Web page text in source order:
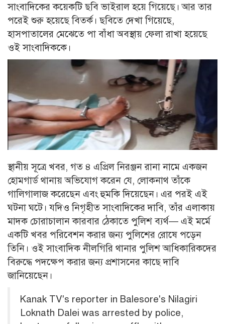
সাংবাদিকের কয়েকটি ছবি ভাইরাল হয়ে গিয়েছে। আর তার
পরেই শুরু হয়েছে বিতর্ক। ছবিতে দেখা গিয়েছে,
হাসপাতালের মেঝেতে পা বাঁধা অবস্থায় ফেলা রাখা হয়েছে
ওই সাংবাদিককে।
স্থানীয় সূত্রে খবর, গত ৪ এপ্রিল নিরঞ্জন রানা নামে একজন
হোমগার্ড থানায় অভিযোগ করেন যে, লোকনাথ তাঁকে
গালিগালাজ করেছেন এবং হুমকি দিয়েছেন। এর পরই এই
ঘটনা ঘটে। যদিও নিগৃহীত সাংবাদিকের দাবি, তাঁর এলাকায়
মাদক চোরাচালান কারবার ঠেকাতে পুলিশ ব্যর্থ— এই মর্মে
একটি খবর পরিবেশন করার জন্য পুলিশের রোষে পড়েন
তিনি। ওই সাংবাদিক নীলগিরি থানার পুলিশ আধিকারিকদের
বিরুদ্ধে পদক্ষেপ করার জন্য প্রশাসনের কাছে দাবি
জানিয়েছেন।
Kanak TV's reporter in Balesore's Nilagiri
Loknath Dalei was arrested by police,